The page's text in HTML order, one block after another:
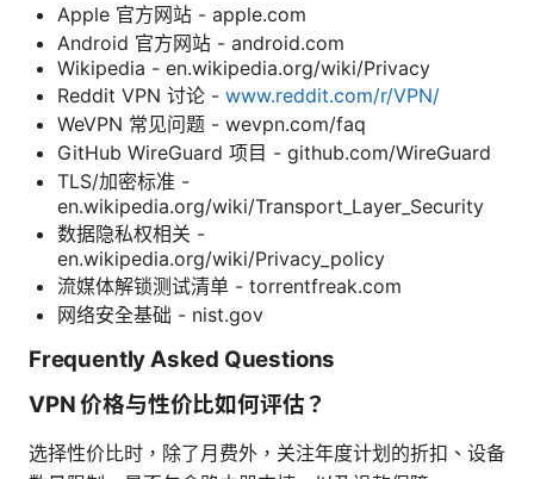
Apple 官方网站 - apple.com
Android 官方网站 - android.com
Wikipedia - en.wikipedia.org/wiki/Privacy
Reddit VPN 讨论 - www.reddit.com/r/VPN/
WeVPN 常见问题 - wevpn.com/faq
GitHub WireGuard 项目 - github.com/WireGuard
TLS/加密标准 -
en.wikipedia.org/wiki/Transport_Layer_Security
数据隐私权相关 -
en.wikipedia.org/wiki/Privacy_policy
流媒体解锁测试清单 - torrentfreak.com
网络安全基础 - nist.gov
Frequently Asked Questions
VPN 价格与性价比如何评估？
选择性价比时，除了月费外，关注年度计划的折扣、设备